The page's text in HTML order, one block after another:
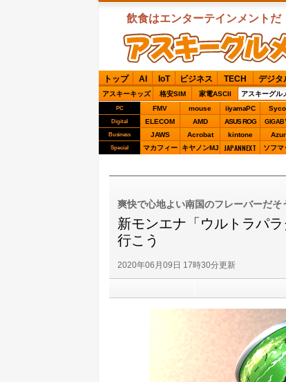
飲食はエンターテインメントだ
ASCIIグルメ
トップ AI IoT ビジネス TECH デジタ
アスキーキッズ 格安SIM 家電ASCII アスキーグル
PC FMV mouse iiyamaPC
Digital ELECOM AMD ASUS ROG
Business JAWS Acrobat kintone
Special マカフィー キヤノンMJ JAPANNEXT ソフマ
爽快で心地よい南国のフレーバーだそ
新モンエナ「ウルトラパ
行こう
2020年06月09日 17時30分更新